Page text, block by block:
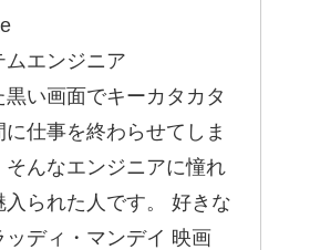
ムエンジニア
い画面でキーカタカタ
仕事を終わらせてしま
そんなエンジニアに憧れ
入られた人です。 好きな
ッディ・マンデイ 映画